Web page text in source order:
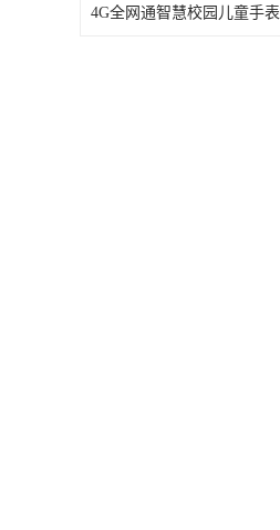
4G全网通智慧校园儿童手表